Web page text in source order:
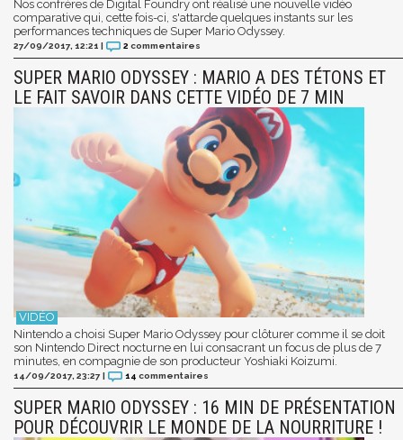
Nos confrères de Digital Foundry ont réalisé une nouvelle vidéo
comparative qui, cette fois-ci, s'attarde quelques instants sur les
performances techniques de Super Mario Odyssey.
27/09/2017, 12:21 | 2 commentaires
SUPER MARIO ODYSSEY : MARIO A DES TÉTONS ET
LE FAIT SAVOIR DANS CETTE VIDÉO DE 7 MIN
Nintendo a choisi Super Mario Odyssey pour clôturer comme il se doit
son Nintendo Direct nocturne en lui consacrant un focus de plus de 7
minutes, en compagnie de son producteur Yoshiaki Koizumi.
14/09/2017, 23:27 | 14 commentaires
SUPER MARIO ODYSSEY : 16 MIN DE PRÉSENTATION
POUR DÉCOUVRIR LE MONDE DE LA NOURRITURE !